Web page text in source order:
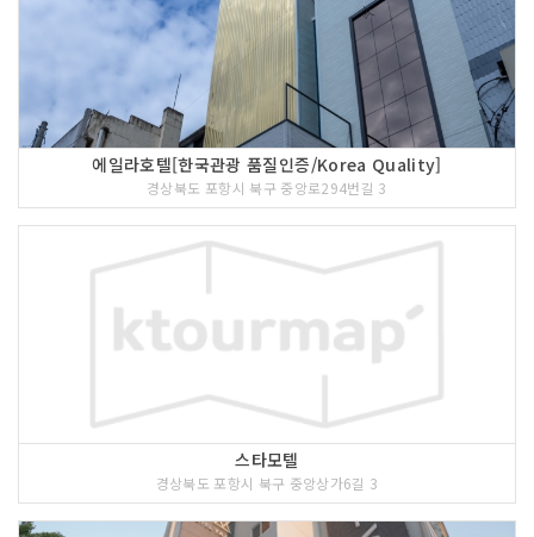
에일라호텔[한국관광 품질인증/Korea Quality]
경상북도 포항시 북구 중앙로294번길 3
스타모텔
경상북도 포항시 북구 중앙상가6길 3